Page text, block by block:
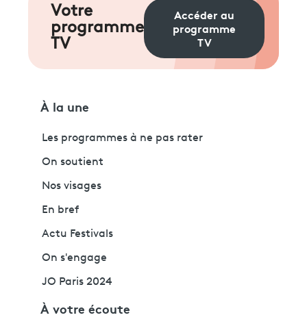
Votre
programme
TV
Accéder au
programme
TV
À la une
Les programmes à ne pas rater
On soutient
Nos visages
En bref
Actu Festivals
On s'engage
JO Paris 2024
À votre écoute